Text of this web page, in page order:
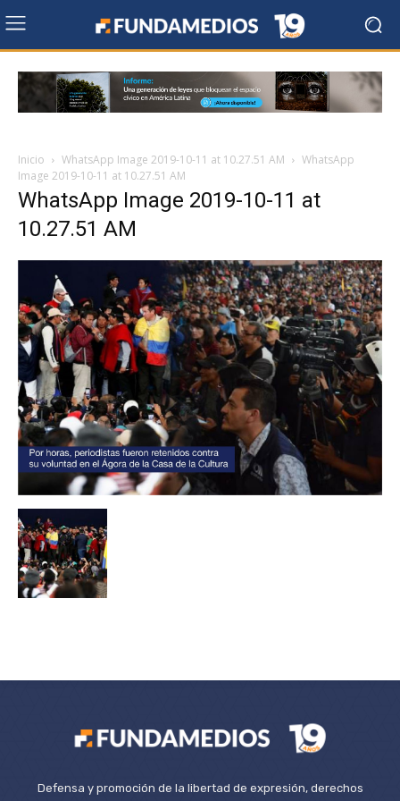
Inicio WhatsApp Image 2019-10-11 at 10.27.51 AM
WhatsApp
Image 2019-10-11 at 10.27.51 AM
WhatsApp Image 2019-10-11 at
10.27.51 AM
Defensa y promoción de la libertad de expresión, derechos